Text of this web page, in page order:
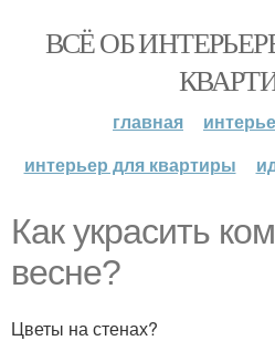
ВСЁ ОБ
главная
интерьер для квартиры
Как украсить
весне?
Цветы на стенах?